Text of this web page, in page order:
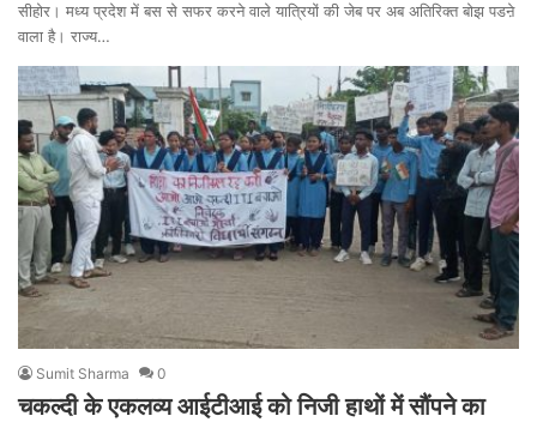
सीहोर। मध्य प्रदेश में बस से सफर करने वाले यात्रियों की जेब पर अब अतिरिक्त बोझ पडऩे
वाला है। राज्य…
Sumit Sharma 0
चकल्दी के एकलव्य आईटीआई को निजी हाथों में सौंपने का